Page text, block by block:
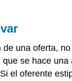
de una oferta,
se hace una
el oferente